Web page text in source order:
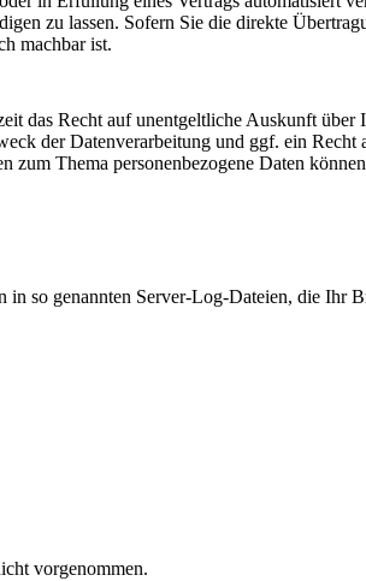
zu lassen. Sofern Sie die direkte
machbar ist.
das Recht auf unentgeltliche Auskunft über
der Datenverarbeitung und ggf. ein Recht
Thema personenbezogene Daten
so genannten Server-Log-Dateien, die Ihr
vorgenommen.